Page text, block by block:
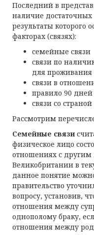
Последний в
наличие достаточных
результаты
факторах (связях):
семейные связи
связи по
для проживания
связи в
правило 90 дней
связи со страной
Рассмотрим
Семейные связи
физическое лицо
отношениях с
Великобритании в
данное понятие
правительство
вопросу, установив,
отношения между
однополому браку,
отношения между